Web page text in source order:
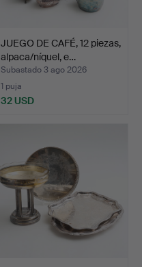
JUEGO DE CAFÉ, 12 piezas,
alpaca/níquel, e…
Subastado 3 ago 2026
1 puja
32 USD